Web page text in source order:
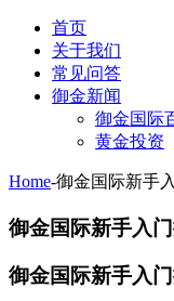
首页
关于我们
常见问答
御金新闻
御金国际
黄金投资
Home-御金国际新手
御金国际新手入
御金国际新手入